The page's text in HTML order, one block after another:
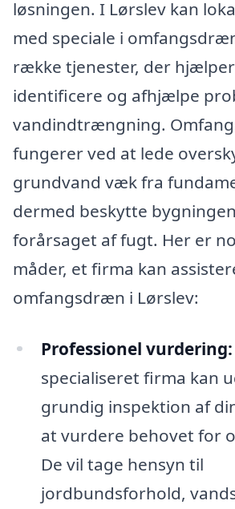
løsningen. I Lørslev kan
med speciale i
række tjenester, der
identificere og afhjælpe
vandindtrængning.
fungerer ved at lede
grundvand væk fra
dermed beskytte
forårsaget af fugt. Her er
måder, et firma kan
omfangsdræn i Lørslev:
Professionel vurdering:
specialiseret firma kan
grundig inspektion af
at vurdere behovet for
De vil tage hensyn til
jordbundsforhold,